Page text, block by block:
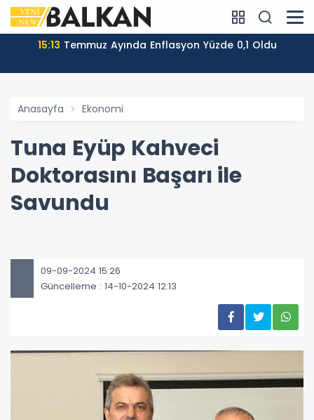
15:13 Temmuz Ayında Enflasyon Yüzde 0,1 Oldu
Anasayfa Ekonomi
Tuna Eyüp Kahveci
Doktorasını Başarı ile
Savundu
09-09-2024 15:26
Güncelleme : 14-10-2024 12:13